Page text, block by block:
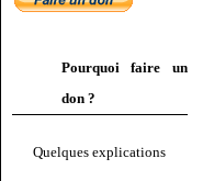
Pourquoi faire un
don ?
Quelques explications